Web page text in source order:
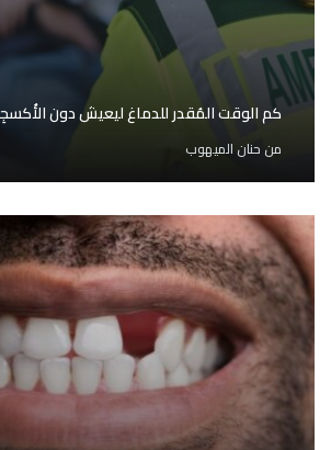
كم الوقت المُقدر للدماغ ليعيش دون
من حنان الميهوب